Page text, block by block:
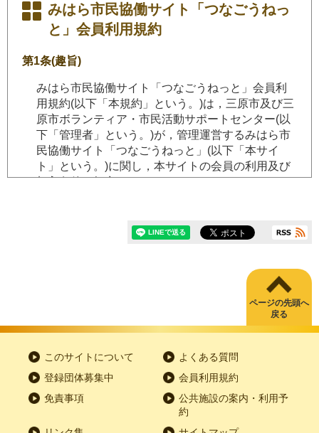
みはら市民協働サイト「つなごうねっ
と」会員利用規約
第1条(趣旨)
みはら市民協働サイト「つなごうねっと」会員利
用規約(以下「本規約」という。)は，三原市及び三
原市ボランティア・市民活動サポートセンター(以
下「管理者」という。)が，管理運営するみはら市
民協働サイト「つなごうねっと」(以下「本サイ
ト」という。)に関し，本サイトの会員の利用及び
加入条件を規定したものです。
本サイトの「会員」とは，次に掲げるものとしま
次の要件を満たす団体で，本規約を承諾
し，管理者にみはら市民協働サイト「つな
し，承認を受け，会員ID及びパスワードを
付与された団体
ア ２名以上で構成される団体であるこ
ページの先頭へ
戻る
このサイトについて
よくある質問
登録団体募集中
会員利用規約
免責事項
公共施設の案内・利用予
約